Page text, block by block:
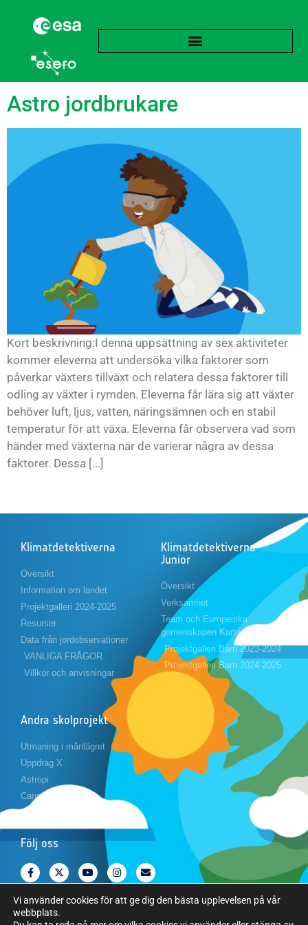
Etikett:Näringsämnen
Astro jordbrukare
Kort beskrivning:I denna uppsättning av sex aktiviteter
kommer eleverna att undersöka vilka faktorer som
påverkar växters tillväxt och relatera dessa faktorer till
odling av växter i rymden. Eleverna får lära sig att växter
behöver luft, ljus, vatten, näringsämnen och en stabil
temperatur för att växa. Eleverna får observera vad som
händer med växterna när de varierar några av dessa
faktorer. Dessa [...]
Klimatdetektiverna
Översikt
Information om landet
Projektgalleri 2024-2025
Resurser
Data från jordobservationer
VANLIGA FRÅGOR
Villkor och anvisningar
Klimatdetektiverna
Junior
Översikt
Verksamhet
Team och Europeiska
gemenskapen Karta
Projektgalleri Barn 2023-2024
Projektgalleri Barn 2024-2025
Andra skolprojekt
Utmaning i månlägret
Uppdrag X
Astropi
Cansat
Följ oss
Vi använder cookies för att ge dig den bästa upplevelsen på vår
webbplats.